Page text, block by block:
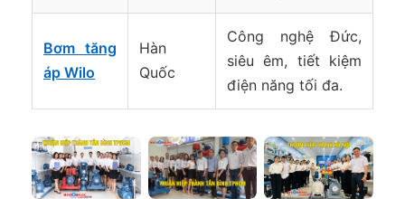
Bơm tăng
áp Wilo
Hàn
Quốc
Công nghệ Đức,
siêu êm, tiết kiệm
điện năng tối đa.